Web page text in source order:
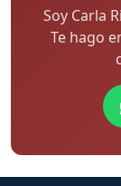
Soy Carla
Te hago